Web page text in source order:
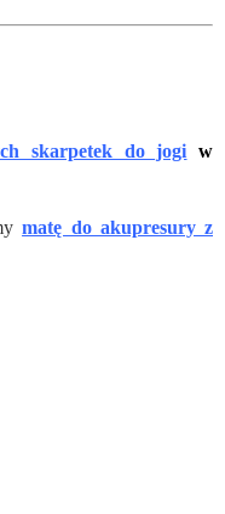
skarpetek do jogi w
matę do akupresury z